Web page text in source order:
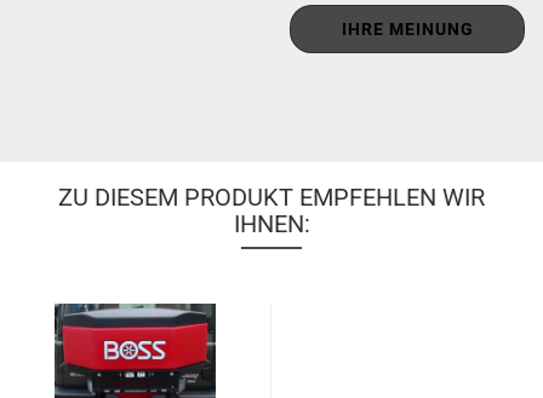
IHRE MEINUNG
ZU DIESEM PRODUKT EMPFEHLEN WIR
IHNEN: